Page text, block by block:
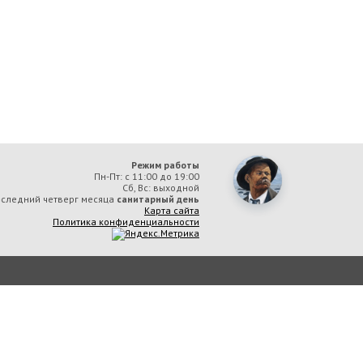
Режим работы
Пн-Пт: с 11:00 до 19:00
Сб, Вс: выходной
четверг месяца санитарный день
Карта сайта
Политика конфиденциальности
библиотека им. А. М. Горького» вы соглашаетесь с тем, что мы